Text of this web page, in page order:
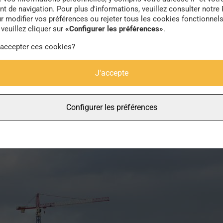
ville, qui se font face par-delà la Penfeld sont
seulement, il est possible de se rendre depuis
et ses Ateliers. Aujourd’hui, il est important que
jusqu’à présent. Avec la reconquête progressive
transformer dans les prochaines décennies.
de navigation. Pour plus d'informations, veuillez consulter notre
modifier vos préférences ou rejeter tous les cookies
cliquer sur «Configurer les préférences».
ces cookies?
J'accepte
Configurer les préférences